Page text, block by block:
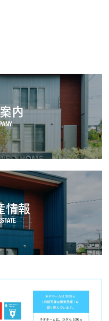
内
情報